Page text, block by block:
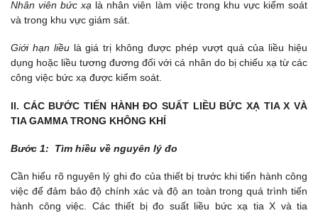
Nhân viên bức xạ là nhân viên làm việc trong khu vực kiểm soát
và trong khu vực giám sát.
Giới hạn liều là giá trị không được phép vượt quá của liều hiệu
dụng hoặc liều tương đương đối với cá nhân do bị chiếu xạ từ các
công việc bức xạ được kiểm soát.
II. CÁC BƯỚC TIẾN HÀNH ĐO SUẤT LIỀU BỨC XẠ TIA X VÀ
TIA GAMMA TRONG KHÔNG KHÍ
Bước 1: Tìm hiều về nguyên lý đo
Cần hiểu rõ nguyên lý ghi đo của thiết bị trước khi tiến hành công
việc để đảm bảo độ chính xác và độ an toàn trong quá trình tiến
hành công việc. Các thiết bị đo suất liều bức xạ tia X và tia